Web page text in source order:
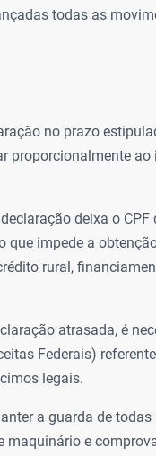
todas as
no prazo
proporcionalmente
deixa o CPF
que impede a
rural,
atrasada, é
Federais)
legais.
a guarda de
maquinário e